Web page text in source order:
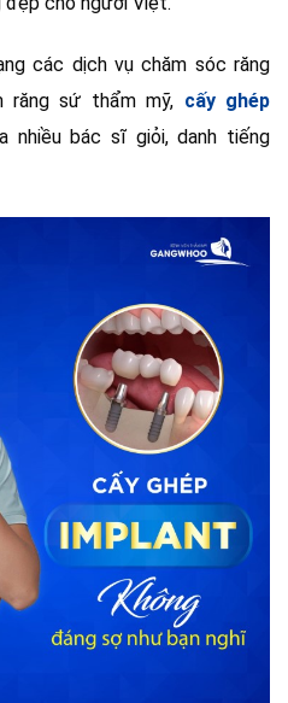
các dịch vụ chăm sóc răng
răng sứ thẩm mỹ, cấy ghép
nhiều bác sĩ giỏi, danh tiếng